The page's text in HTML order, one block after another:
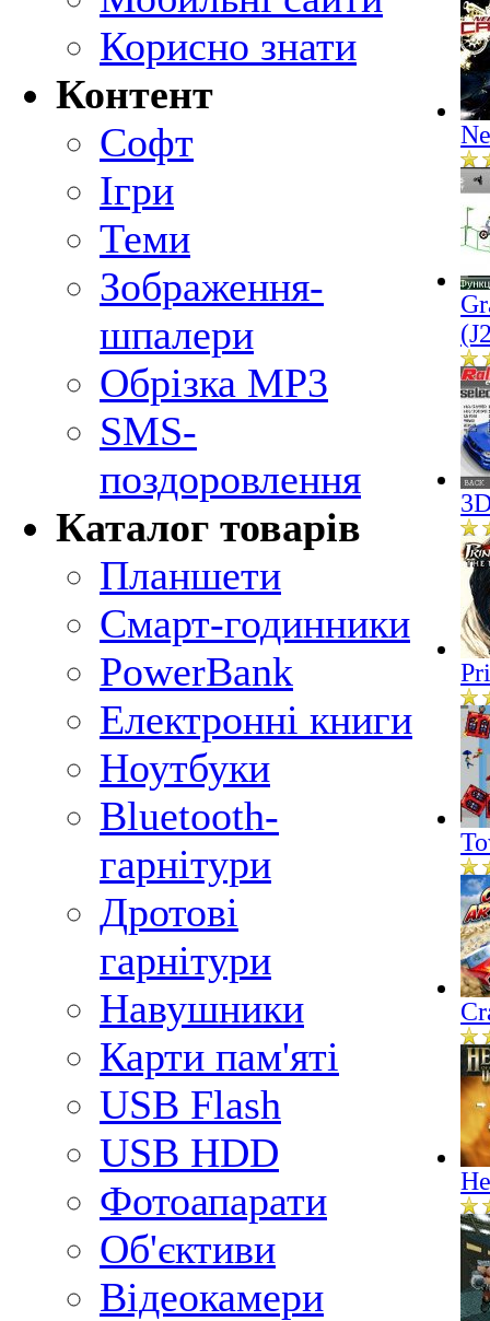
Корисно знати
Контент
Софт
Ігри
Теми
Зображення-
шпалери
Обрізка MP3
SMS-
поздоровлення
Каталог товарів
Планшети
Смарт-годинники
PowerBank
Електронні книги
Ноутбуки
Bluetooth-
гарнітури
Дротові
гарнітури
Навушники
Карти пам'яті
USB Flash
USB HDD
Фотоапарати
Об'єктиви
Відеокамери